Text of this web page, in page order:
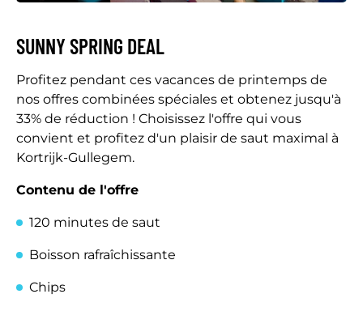
SUNNY SPRING DEAL
Profitez pendant ces vacances de printemps de
nos offres combinées spéciales et obtenez jusqu'à
33% de réduction ! Choisissez l'offre qui vous
convient et profitez d'un plaisir de saut maximal à
Kortrijk-Gullegem.
Contenu de l'offre
120 minutes de saut
Boisson rafraîchissante
Chips